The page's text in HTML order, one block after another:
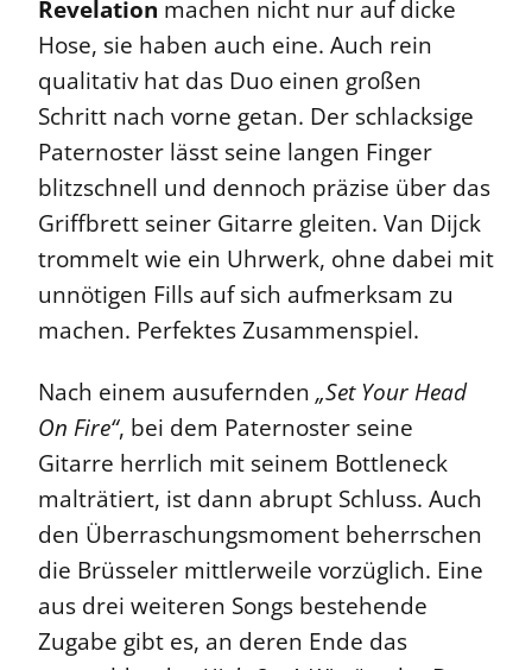
Revelation machen nicht nur auf dicke
Hose, sie haben auch eine. Auch rein
qualitativ hat das Duo einen großen
Schritt nach vorne getan. Der schlacksige
Paternoster lässt seine langen Finger
blitzschnell und dennoch präzise über das
Griffbrett seiner Gitarre gleiten. Van Dijck
trommelt wie ein Uhrwerk, ohne dabei mit
unnötigen Fills auf sich aufmerksam zu
machen. Perfektes Zusammenspiel.
Nach einem ausufernden „Set Your Head
On Fire“, bei dem Paternoster seine
Gitarre herrlich mit seinem Bottleneck
malträtiert, ist dann abrupt Schluss. Auch
den Überraschungsmoment beherrschen
die Brüsseler mittlerweile vorzüglich. Eine
aus drei weiteren Songs bestehende
Zugabe gibt es, an deren Ende das